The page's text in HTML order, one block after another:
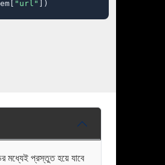
"url" ])
মধ্যেই প্রস্তুত হয়ে যাবে